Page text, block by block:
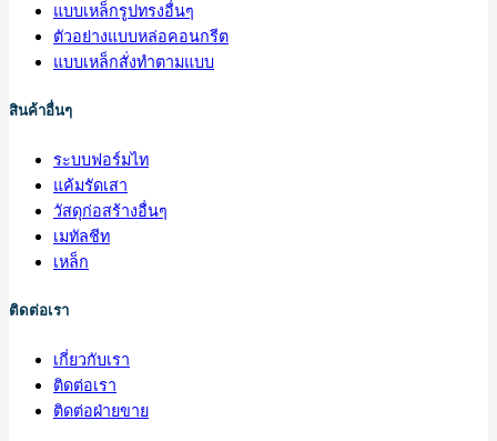
แบบเหล็กรูปทรงอื่นๆ
ตัวอย่างแบบหล่อคอนกรีต
แบบเหล็กสั่งทำตามแบบ
สินค้าอื่นๆ
ระบบฟอร์มไท
แค้มรัดเสา
วัสดุก่อสร้างอื่นๆ
เมทัลชีท
เหล็ก
ติดต่อเรา
เกี่ยวกับเรา
ติดต่อเรา
ติดต่อฝ่ายขาย